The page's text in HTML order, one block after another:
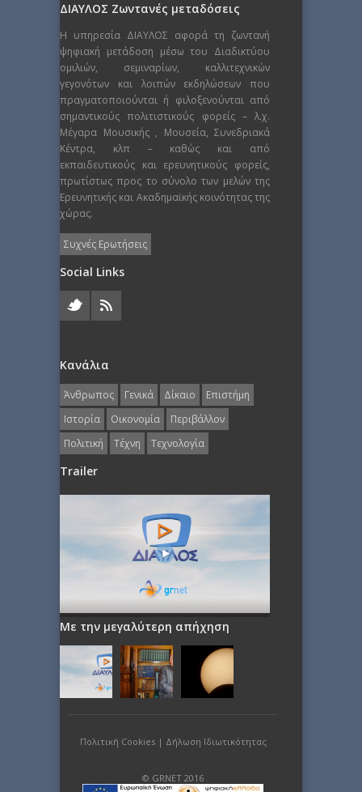
ΔΙΑΥΛΟΣ Ζωντανές μεταδόσεις
Η υπηρεσία ΔΙΑΥΛΟΣ αφορά τη ζωντανή
ψηφιακή μετάδοση μέσω του Διαδικτύου
ομιλιών, σεμιναρίων, καλλιτεχνικών
γεγονότων και λοιπών εκδηλώσεων που
πραγματοποιούνται ή φιλοξενούνται από
σημαντικούς πολιτιστικούς φορείς – λ.χ.
Μέγαρα Μουσικής , Μουσεία, Συνεδριακά
Κέντρα, κλπ – καθώς και από
εκπαιδευτικούς και ερευνητικούς φορείς,
πρωτίστως προς το σύνολο των μελών της
Ερευνητικής και Ακαδημαϊκής κοινότητας της
χώρας.
Συχνές Ερωτήσεις
Social Links
Κανάλια
Άνθρωπος Γενικά Δίκαιο
Επιστήμη
Ιστορία
Οικονομία
Περιβάλλον
Πολιτική
Τέχνη Τεχνολογία
Trailer
Με την μεγαλύτερη απήχηση
Πολιτική Cookies| Δήλωση Ιδιωτικότητας
© GRNET 2016